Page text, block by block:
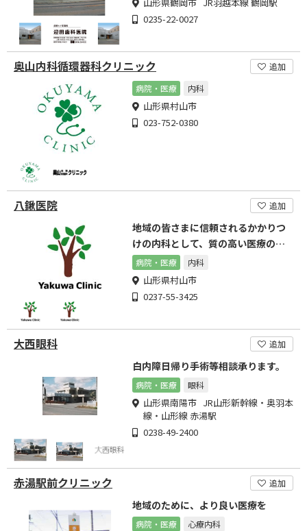
0235-22-0027
奥山内科循環器科クリニック
追加
病院・医療
内科
山形県村山市
023-752-0380
八鍬医院 追加
地域の皆さまに信頼されるかかりつ
けの内科として、質の高い医療の提
供を目指してまいります。
病院・医療 内科
山形県村山市
0237-55-3425
大西眼科 追加
白内障日帰り手術等相談承ります。
病院・医療 眼科
山形県南陽市 JR山形新幹線・奥羽本
線・山形線 赤湯駅
0238-49-2400
赤湯駅前クリニック 追加
地域のために、より良い医療を
病院・医療 心療内科